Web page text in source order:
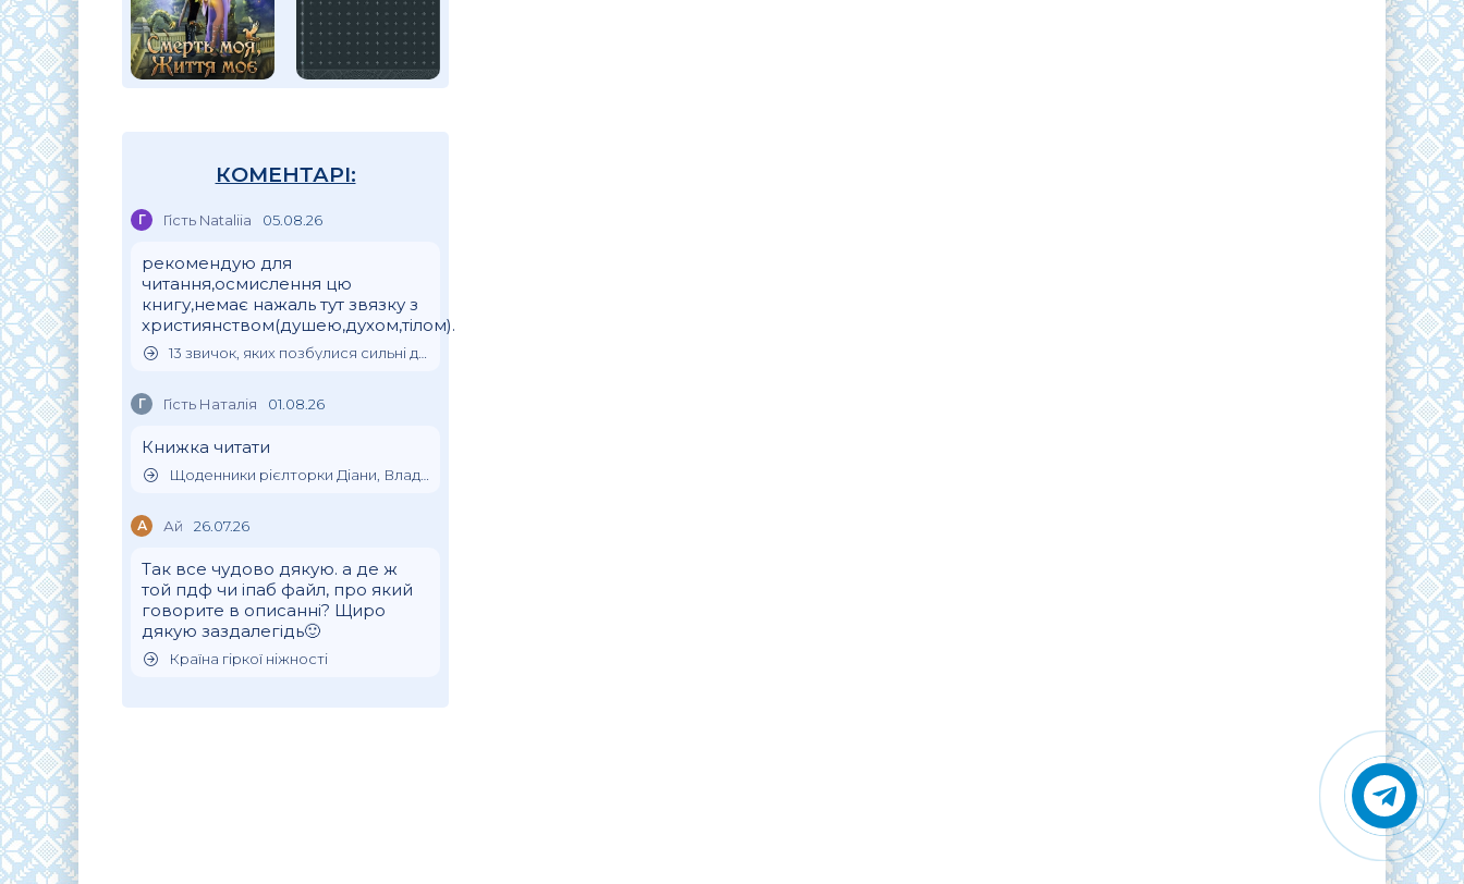
КОМЕНТАРІ:
Г Гість Nataliia 05.08.26
рекомендую для
читання,осмислення цю
книгу,немає нажаль тут звязку з
християнством(душею,духом,тілом).
13 звичок, яких позбулися сильні духом люди
Г Гість Наталія 01.08.26
Книжка читати
Щоденники рієлторки Діани, Влада Клімова
А Ай 26.07.26
Так все чудово дякую. а де ж
той пдф чи іпаб файл, про який
говорите в описанні? Щиро
дякую заздалегідь🙂
Країна гіркої ніжності